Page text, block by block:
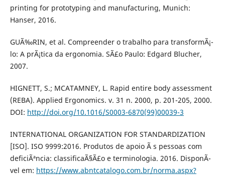
printing for prototyping and manufacturing, Munich:
Hanser, 2016.
GUÃ‰RIN, et al. Compreender o trabalho para transformÃ¡-
lo: A prÃ¡tica da ergonomia. SÃ£o Paulo: Edgard Blucher,
2007.
HIGNETT, S.; MCATAMNEY, L. Rapid entire body assessment
(REBA). Applied Ergonomics. v. 31 n. 2000, p. 201-205, 2000.
DOI: http://doi.org/10.1016/S0003-6870(99)00039-3
INTERNATIONAL ORGANIZATION FOR STANDARDIZATION
[ISO]. ISO 9999:2016. Produtos de apoio Ã s pessoas com
deficiÃªncia: classificaÃ§Ã£o e terminologia. 2016. DisponÃ­
vel em: https://www.abntcatalogo.com.br/norma.aspx?